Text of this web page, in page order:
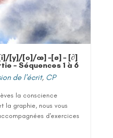
[y]/[o]/œ] –[ø] – [∂]
– Séquences 1 à 6
de l'écrit, CP
la conscience
la graphie, nous vous
d'exercices